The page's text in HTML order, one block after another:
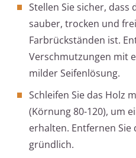
Stellen Sie sicher, dass
sauber, trocken und
Farbrückständen ist.
Verschmutzungen mit
milder Seifenlösung.
Schleifen Sie das Holz
(Körnung 80-120), um
erhalten. Entfernen Sie
gründlich.